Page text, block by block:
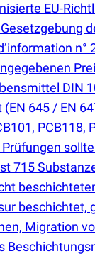
EU-
DIN
(EN 645 / EN
715
Migration